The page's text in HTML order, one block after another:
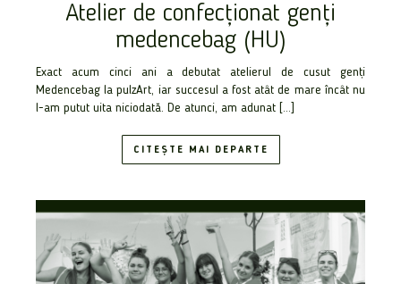
Atelier de confecționat genţi
medencebag (HU)
Exact acum cinci ani a debutat atelierul de cusut genți
Medencebag la pulzArt, iar succesul a fost atât de mare încât nu
l-am putut uita niciodată. De atunci, am adunat […]
CITEȘTE MAI DEPARTE